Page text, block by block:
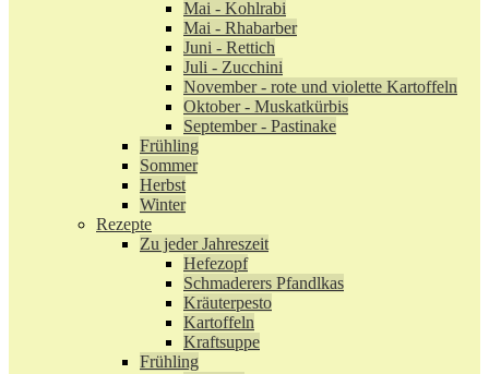
Mai - Kohlrabi
Mai - Rhabarber
Juni - Rettich
Juli - Zucchini
November - rote und violette Kartoffeln
Oktober - Muskatkürbis
September - Pastinake
Frühling
Sommer
Herbst
Winter
Rezepte
Zu jeder Jahreszeit
Hefezopf
Schmaderers Pfandlkas
Kräuterpesto
Kartoffeln
Kraftsuppe
Frühling